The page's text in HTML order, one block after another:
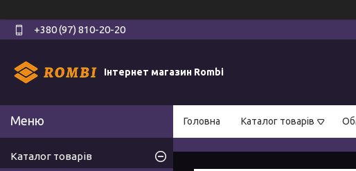
+380 (97) 810-20-20
Інтернет магазин Rombi
Головна Каталог товарів
Каталог товарів